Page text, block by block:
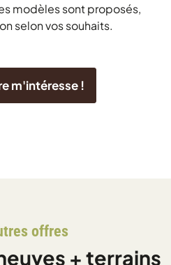
modèles sont proposés,
selon vos souhaits.
m'intéresse !
offres
+ terrains